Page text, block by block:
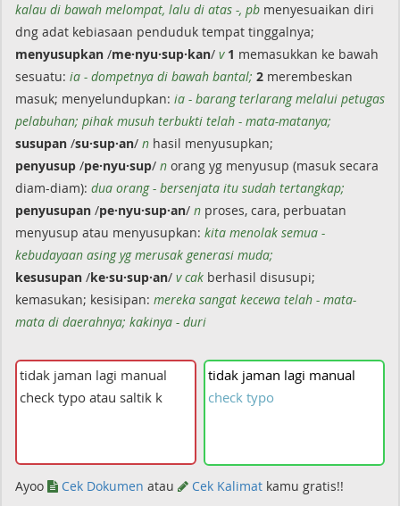
kalau di bawah melompat, lalu di atas -, pb menyesuaikan diri
dng adat kebiasaan penduduk tempat tinggalnya;
menyusupkan /me·nyu·sup·kan/ v 1 memasukkan ke bawah
sesuatu: ia - dompetnya di bawah bantal; 2 merembeskan
masuk; menyelundupkan: ia - barang terlarang melalui petugas
pelabuhan; pihak musuh terbukti telah - mata-matanya;
susupan /su·sup·an/ n hasil menyusupkan;
penyusup /pe·nyu·sup/ n orang yg menyusup (masuk secara
diam-diam): dua orang - bersenjata itu sudah tertangkap;
penyusupan /pe·nyu·sup·an/ n proses, cara, perbuatan
menyusup atau menyusupkan: kita menolak semua -
kebudayaan asing yg merusak generasi muda;
kesusupan /ke·su·sup·an/ v cak berhasil disusupi;
kemasukan; kesisipan: mereka sangat kecewa telah - mata-
mata di daerahnya; kakinya - duri
tidak jaman lagi manual
check typo
Ayoo Cek Dokumen atau Cek Kalimat kamu gratis!!